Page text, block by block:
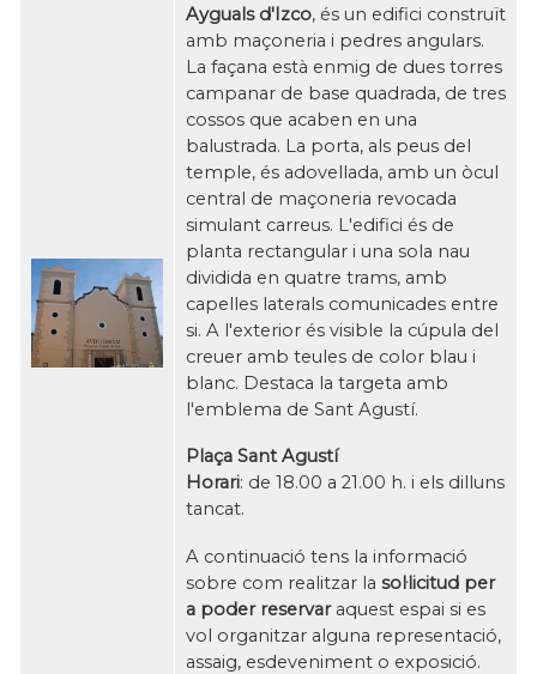
Ayguals d'Izco, és un edifici construït
amb maçoneria i pedres angulars.
La façana està enmig de dues torres
campanar de base quadrada, de tres
cossos que acaben en una
balustrada. La porta, als peus del
temple, és adovellada, amb un òcul
central de maçoneria revocada
simulant carreus. L'edifici és de
planta rectangular i una sola nau
dividida en quatre trams, amb
capelles laterals comunicades entre
si. A l'exterior és visible la cúpula del
creuer amb teules de color blau i
blanc. Destaca la targeta amb
l'emblema de Sant Agustí.
Plaça Sant Agustí
Horari: de 18.00 a 21.00 h. i els dilluns
tancat.
A continuació tens la informació
sobre com realitzar la sol·licitud per
a poder reservaraquest espai si es
vol organitzar alguna representació,
assaig, esdeveniment o exposició.